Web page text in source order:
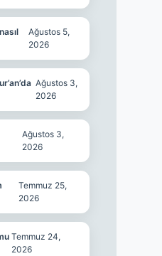
Ağustos 5,
2026
Ağustos 3,
2026
Ağustos 3,
2026
Temmuz 25,
2026
Temmuz 24,
2026